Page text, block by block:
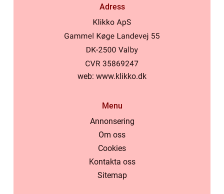
Adress
web: www.klikko.dk
Menu
Annonsering
Om oss
Cookies
Kontakta oss
Sitemap